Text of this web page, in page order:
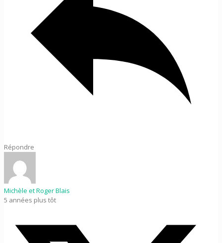
Répondre
Michèle et Roger Blais
5 années plus tôt